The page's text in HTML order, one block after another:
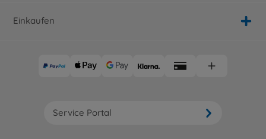
Einkaufen
Service Portal